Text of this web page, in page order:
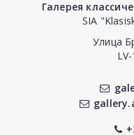
Галерея
SIA
Улица